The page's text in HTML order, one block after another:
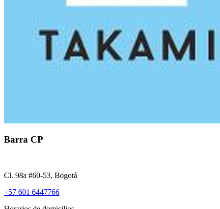
Barra CP
Cl. 98a #60-53, Bogotá
+57 601 6447766